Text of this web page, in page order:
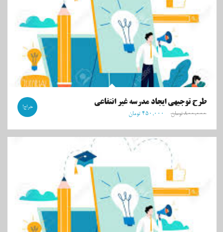
طرح توجیهی ایجاد مدرسه غیر انتفاعی
۸۰۰,۰۰۰ تومان ۴۵۰,۰۰۰ تومان
حراج!